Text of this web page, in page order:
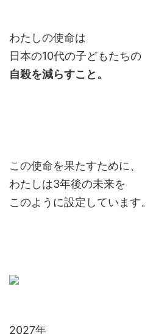
わたしの使命は
日本の10代の子どもたちの
自殺を減らすこと。
この使命を果たすために、
わたしは3年後の未来を
このように設定しています。
2027年